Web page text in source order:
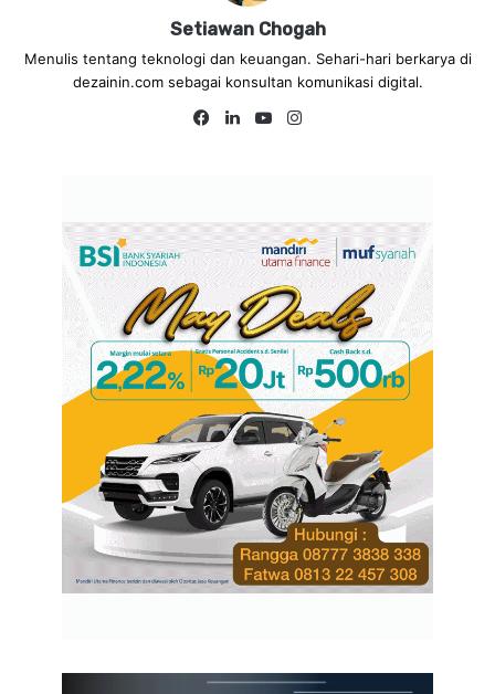
Setiawan Chogah
Menulis tentang teknologi dan keuangan. Sehari-hari berkarya di
dezainin.com sebagai konsultan komunikasi digital.
Fa
Lin
Yo